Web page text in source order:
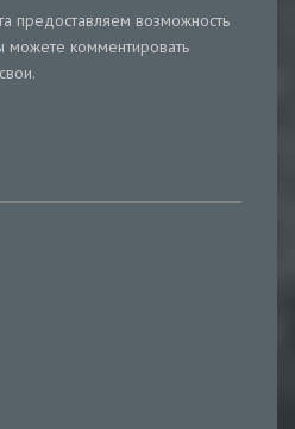
предоставляем возможность
комментировать